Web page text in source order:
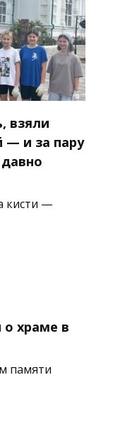
взяли
— и за пару
кисти —
храме в
памяти